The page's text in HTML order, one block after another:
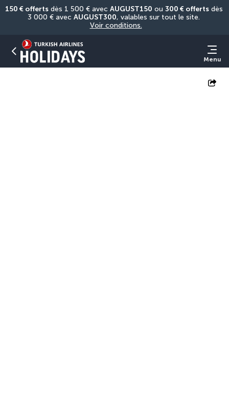
150 € offerts dès 1 500 € avec AUGUST150 ou 300 € offerts dès
3 000 € avec AUGUST300
Voir conditions.
Menu